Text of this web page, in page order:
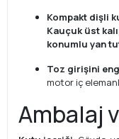
Kompakt dişli
Kauçuk üst
konumlu yan
Toz girişini
motor iç
Ambalaj